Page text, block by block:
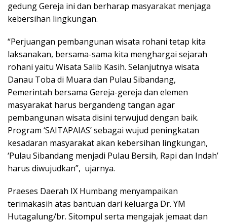
gedung Gereja ini dan berharap masyarakat menjaga
kebersihan lingkungan.
“Perjuangan pembangunan wisata rohani tetap kita
laksanakan, bersama-sama kita menghargai sejarah
rohani yaitu Wisata Salib Kasih. Selanjutnya wisata
Danau Toba di Muara dan Pulau Sibandang,
Pemerintah bersama Gereja-gereja dan elemen
masyarakat harus bergandeng tangan agar
pembangunan wisata disini terwujud dengan baik.
Program ‘SAITAPAIAS’ sebagai wujud peningkatan
kesadaran masyarakat akan kebersihan lingkungan,
‘Pulau Sibandang menjadi Pulau Bersih, Rapi dan Indah’
harus diwujudkan”, ujarnya.
Praeses Daerah IX Humbang menyampaikan
terimakasih atas bantuan dari keluarga Dr. YM
Hutagalung/br. Sitompul serta mengajak jemaat dan